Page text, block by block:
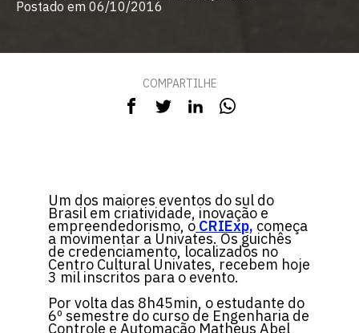
Postado em 06/10/2016
COMPARTILHE
Um dos maiores eventos do sul do
Brasil em criatividade, inovação e
empreendedorismo, o CRIExp, começa
a movimentar a Univates. Os guichês
de credenciamento, localizados no
Centro Cultural Univates, recebem hoje
3 mil inscritos para o evento.
Por volta das 8h45min, o estudante do
6º semestre do curso de Engenharia de
Controle e Automação Matheus Abel